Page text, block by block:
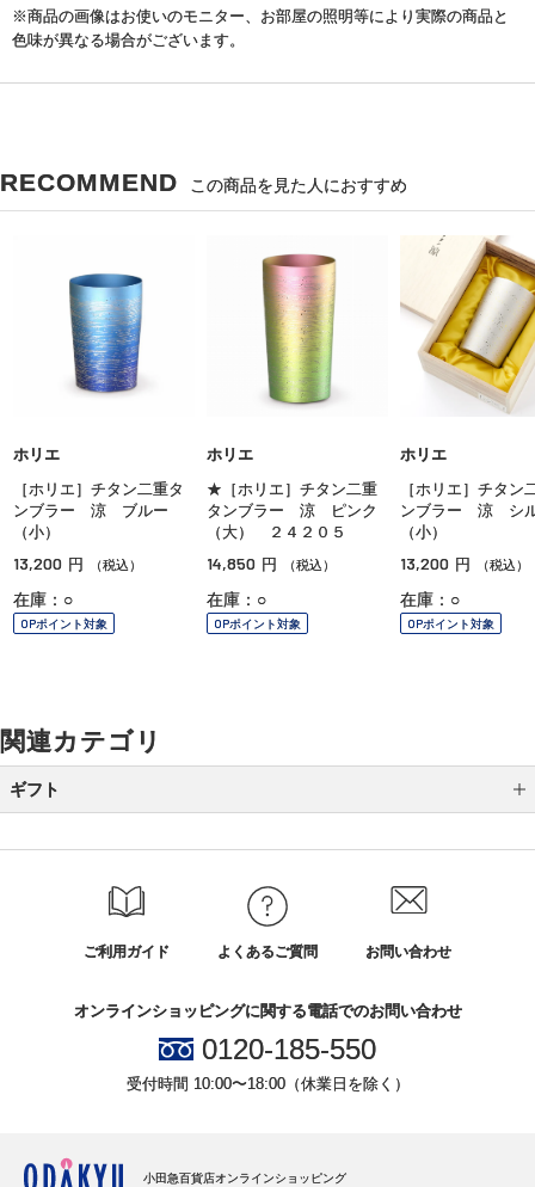
※商品の画像はお使いのモニター、お部屋の照明等により実際の商品と
色味が異なる場合がございます。
RECOMMEND この商品を見た人におすすめ
ホリエ
［ホリエ］チタン二重タ
ンブラー 涼 ブルー
（小）
13,200 円 （税込）
在庫：○
OPポイント対象
ホリエ
★［ホリエ］チタン二重
タンブラー 涼 ピンク
（大） ２４２０５
14,850 円 （税込）
在庫：○
OPポイント対象
ホリエ
［ホリエ］チタン
ンブラー 涼 シ
（小）
13,200 円 （税込）
在庫：○
OPポイント対象
関連カテゴリ
ギフト
全国送料無料ギフト
誕生日ギフト
引越し・新築・開店祝い
ご利用ガイド よくあるご質問 お問い合わせ
オンラインショッピングに関する電話でのお問い合わせ
0120-185-550
受付時間 10:00〜18:00（休業日を除く）
小田急百貨店オンラインショッピング